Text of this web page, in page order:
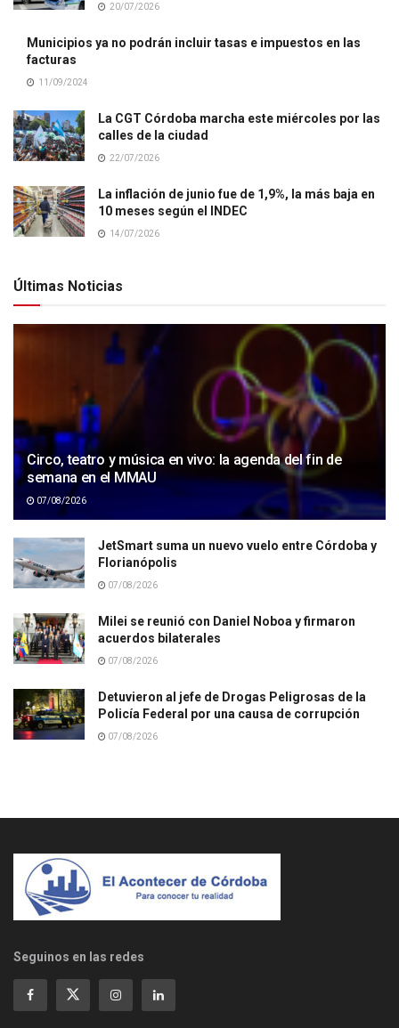
20/07/2026
Municipios ya no podrán incluir tasas e impuestos en las
facturas
11/09/2024
La CGT Córdoba marcha este miércoles por las
calles de la ciudad
22/07/2026
La inflación de junio fue de 1,9%, la más baja en
10 meses según el INDEC
14/07/2026
Últimas Noticias
Circo, teatro y música en vivo: la agenda del fin de
semana en el MMAU
07/08/2026
JetSmart suma un nuevo vuelo entre Córdoba y
Florianópolis
07/08/2026
Milei se reunió con Daniel Noboa y firmaron
acuerdos bilaterales
07/08/2026
Detuvieron al jefe de Drogas Peligrosas de la
Policía Federal por una causa de corrupción
07/08/2026
Seguinos en las redes